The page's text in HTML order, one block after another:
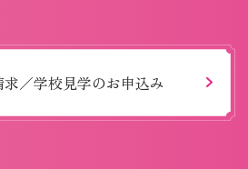
求／学校見学のお申込み